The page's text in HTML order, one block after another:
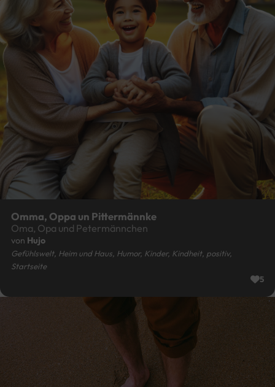
Omma, Oppa un Pittermännke
Oma, Opa und Petermännchen
von Hujo
Gefühlswelt, Heim und Haus, Humor, Kinder, Kindheit, positiv,
Startseite
5